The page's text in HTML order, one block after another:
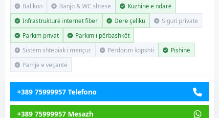
Ballkon
Banjo & WC shtesë
Kuzhinë e ndarë
Infrastrukturë internet fiber
Derë çeliku
Siguri private
Parkim privat
Parkim i përbashkët
Sistem shtëpiak i mençur
Përdorim kopshti
Pishinë
Pamje e veçantë
+389 75999957 Telefono
+389 75999957 Mesazh